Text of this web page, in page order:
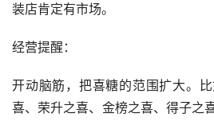
装店肯定有市场。
经营提醒：
开动脑筋，把喜糖的范围扩大。
喜、荣升之喜、金榜之喜、得子之